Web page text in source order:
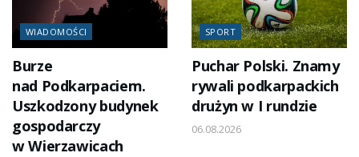
WIADOMOŚCI
Burze
nad Podkarpaciem.
Uszkodzony budynek
gospodarczy
w Wierzawicach
SPORT
Puchar Polski. Znamy
rywali podkarpackich
drużyn w I rundzie
06.08.2026